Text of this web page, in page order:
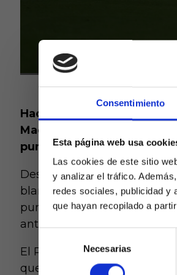
Consentimiento
Esta página web usa
Las cookies de este sitio
y analizar el tráfico.
redes sociales, publicidad y
que hayan recopilado a
de
consentimiento
Necesarias
mayores de
Hace 8 jornadas el FC
Madrid. Pues bien,
puntos de diferencia sobre
Después de eso, el
blancos si no también al
puntos en 8 jornadas, con
ante el Atlético, para
El Real Madrid en este
que el Atlético de Madrid,